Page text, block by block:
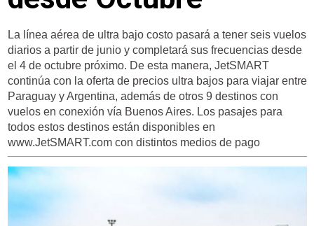
La línea aérea de ultra bajo costo pasará a tener seis vuelos
diarios a partir de junio y completará sus frecuencias desde
el 4 de octubre próximo. De esta manera, JetSMART
continúa con la oferta de precios ultra bajos para viajar entre
Paraguay y Argentina, además de otros 9 destinos con
vuelos en conexión vía Buenos Aires. Los pasajes para
todos estos destinos están disponibles en
www.JetSMART.com con distintos medios de pago